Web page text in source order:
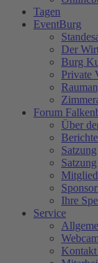
Tagen
EventBurg
Der
Burg
Private
Forum
Über
Berichte
Satzung
Satzung
Ihre
Service
Webcam